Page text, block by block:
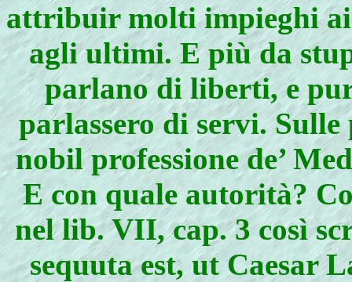
attribuir molti impieghi
agli ultimi. E più da
parlano di liberti, e
parlassero di servi.
nobil professione de’
E con quale autorità?
nel lib. VII, cap. 3 così
sequuta est, ut Caesar